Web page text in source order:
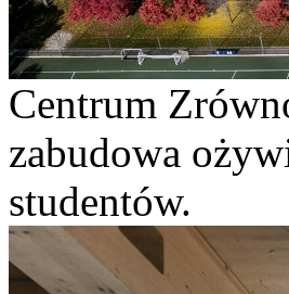
Centrum
zabudowa
studentów.